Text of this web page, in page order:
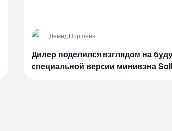
Д Демид Поршнев
Дилер поделился взглядом на
специальной версии минивэна